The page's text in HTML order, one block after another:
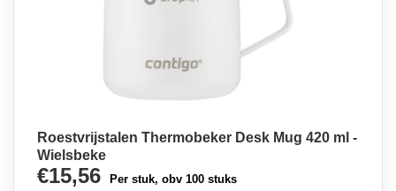
Roestvrijstalen Thermobeker Desk Mug 420 ml -
Wielsbeke
€15,56 Per stuk, obv 100 stuks